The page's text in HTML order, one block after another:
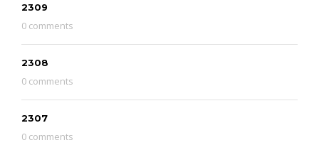
2309
0 comments
2308
0 comments
2307
0 comments